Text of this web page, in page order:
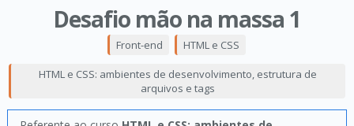
Desafio mão na massa 1
Front-end HTML e CSS
HTML e CSS: ambientes de desenvolvimento, estrutura de
arquivos e tags